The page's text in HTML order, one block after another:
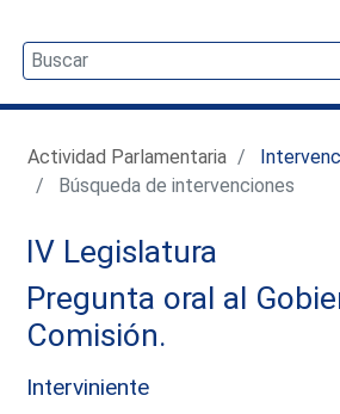
Actividad Parlamentaria
Búsqueda de intervenciones
IV Legislatura
Pregunta oral al
Comisión.
Interviniente